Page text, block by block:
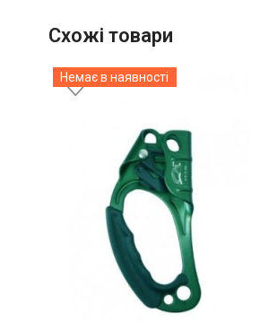
Схожі товари
Немає в наявності